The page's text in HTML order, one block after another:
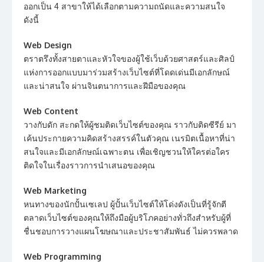
ออกเป็น 4 สาขาให้ได้เลือกตามความถนัดและความสนใจ
ดังนี้
Web Design
ตราตรึงทั้งสายตาและหัวใจของผู้ใช้เว็บด้วยศาสตร์และศิลป์
แห่งการออกแบบมาร่วมสร้างเว็บไซต์ที่โดดเด่นมีเอกลักษณ์
และน่าสนใจ ผ่านจินตนาการและฝีมือของคุณ
Web Content
วางกับดัก สะกดให้ผู้ชมติดเว็บไซต์ของคุณ ราวกับติดซีรีย์ มา
เค้นประกายความคิดสร้างสรรค์ในตัวคุณ เนรมิตเนื้อหาที่น่า
สนใจและมีเอกลักษณ์เฉพาะตน เพื่อเชิญชวนให้ใครต่อใคร
ติดใจในเรื่องราวการนำเสนอของคุณ
Web Marketing
หนทางของนักปั้นเซเลป ผู้ปั้นเว็บไซต์ให้โด่งดังเป็นที่รู้จักตี
ตลาดเว็บไซต์ของคุณให้ถึงมือผู้บริโภคอย่างทั่วถึงสำหรับผู้ที่
ชื่นชอบการวางแผนโฆษณาและประชาสัมพันธ์ ไม่ควรพลาด
Web Programming